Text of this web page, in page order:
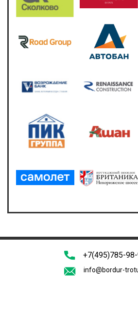
+7(495)785-
info@bordur-